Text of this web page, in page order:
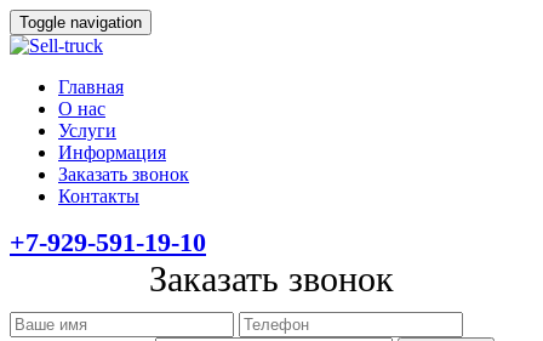
Toggle navigation
Главная
О нас
Услуги
Информация
Заказать звонок
Контакты
+7-929-591-19-10
Заказать звонок